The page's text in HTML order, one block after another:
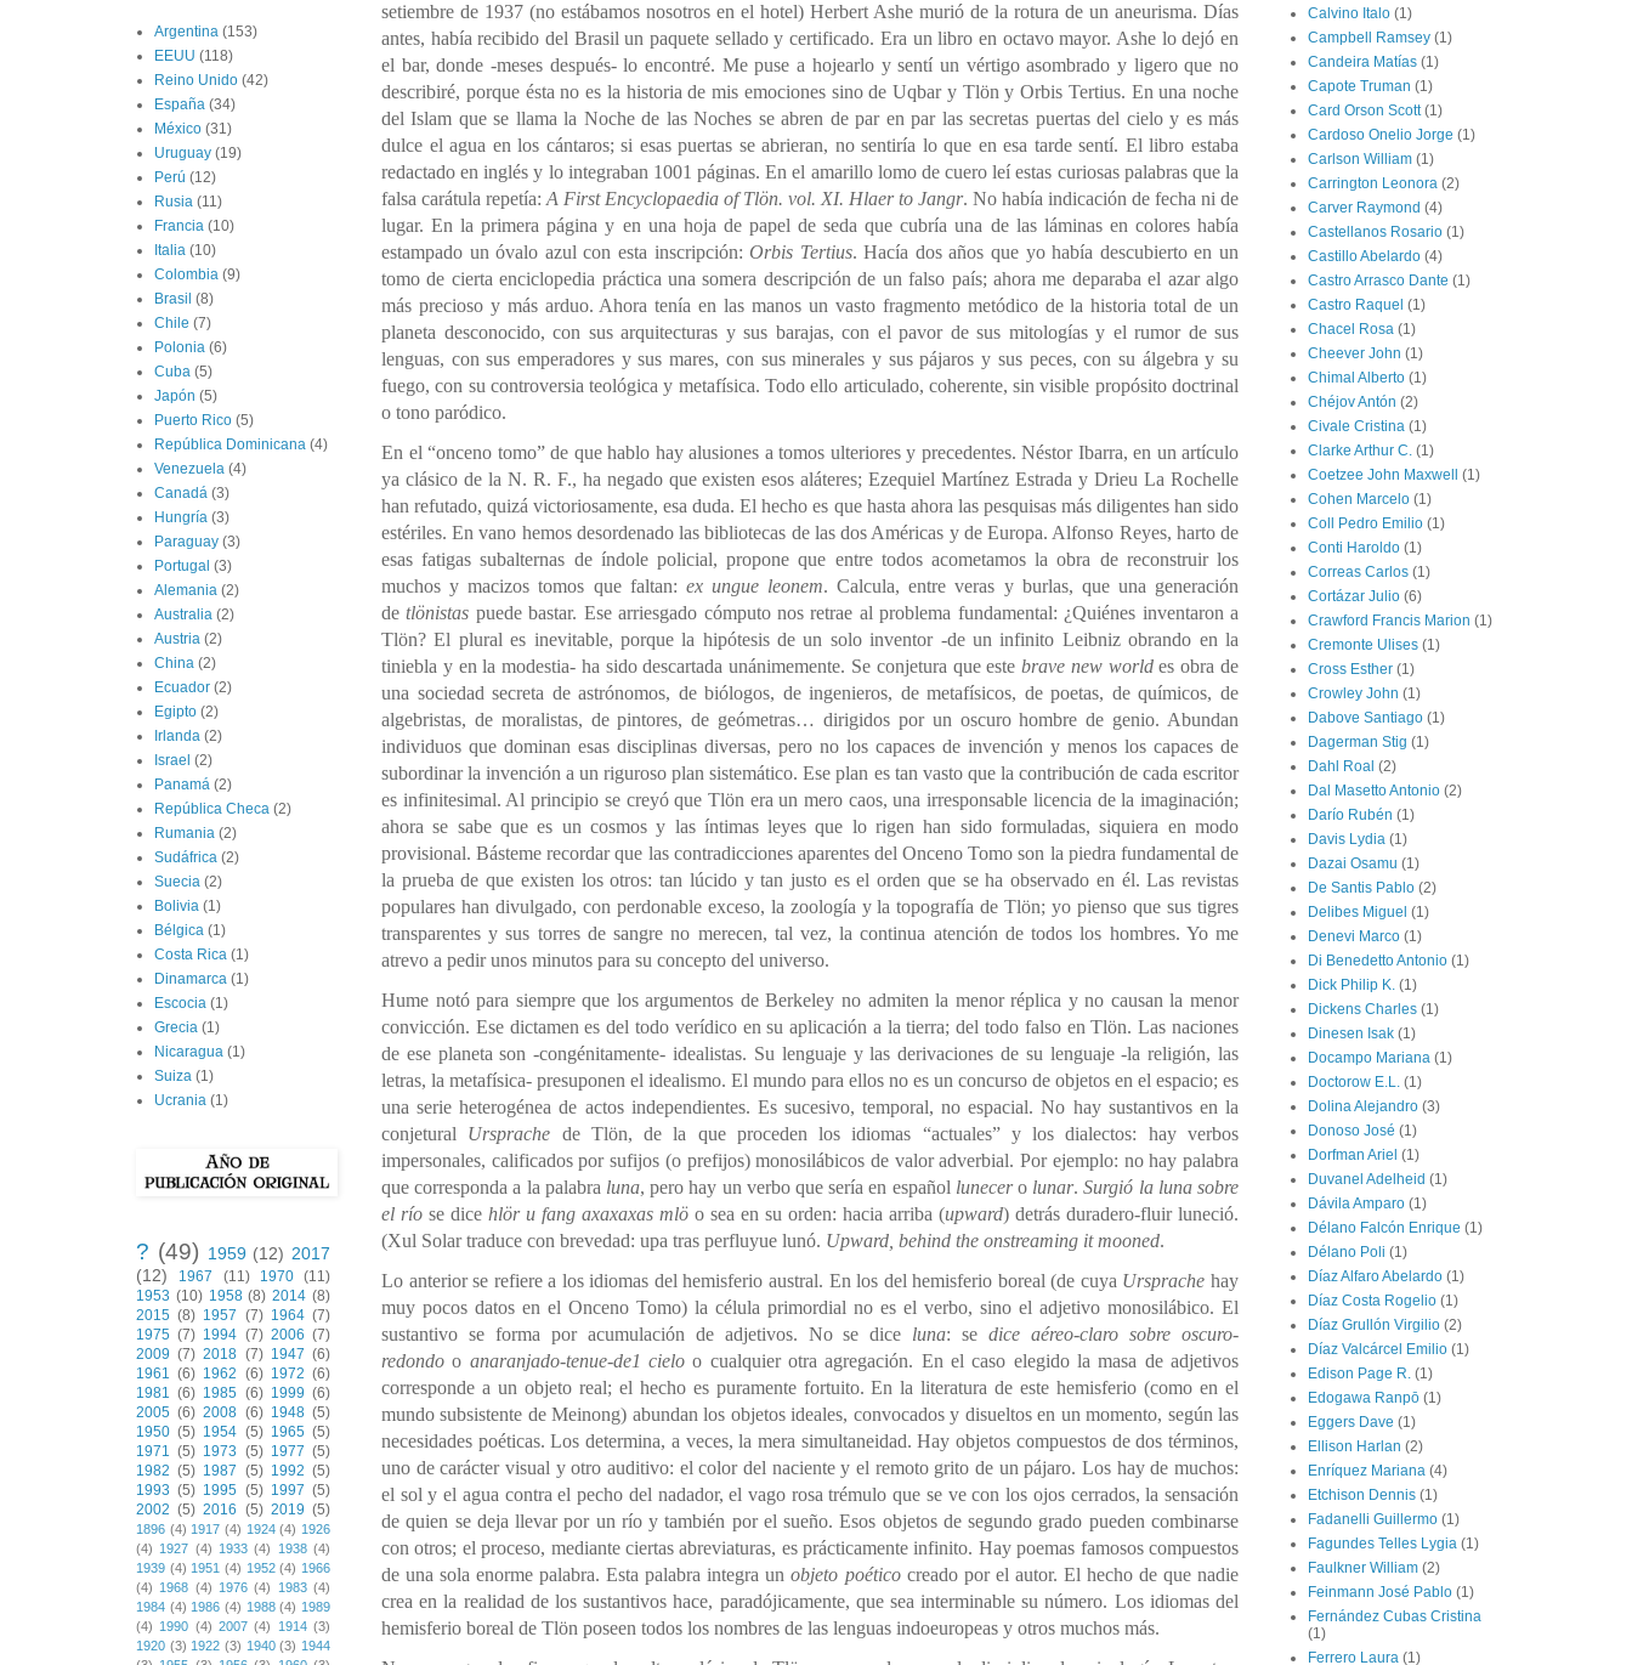
setiembre de 1937 (no estábamos nosotros en el hotel) Herbert Ashe murió de la rotura de un aneurisma. Días
antes, había recibido del Brasil un paquete sellado y certificado. Era un libro en octavo mayor. Ashe lo dejó en
el bar, donde -meses después- lo encontré. Me puse a hojearlo y sentí un vértigo asombrado y ligero que no
describiré, porque ésta no es la historia de mis emociones sino de Uqbar y Tlön y Orbis Tertius. En una noche
del Islam que se llama la Noche de las Noches se abren de par en par las secretas puertas del cielo y es más
dulce el agua en los cántaros; si esas puertas se abrieran, no sentiría lo que en esa tarde sentí. El libro estaba
redactado en inglés y lo integraban 1001 páginas. En el amarillo lomo de cuero leí estas curiosas palabras que la
falsa carátula repetía: A First Encyclopaedia of Tlön. vol. XI. Hlaer to Jangr. No había indicación de fecha ni de
lugar. En la primera página y en una hoja de papel de seda que cubría una de las láminas en colores había
estampado un óvalo azul con esta inscripción:Orbis Tertius. Hacía dos años que yo había descubierto en un
tomo de cierta enciclopedia práctica una somera descripción de un falso país; ahora me deparaba el azar algo
más precioso y más arduo. Ahora tenía en las manos un vasto fragmento metódico de la historia total de un
planeta desconocido, con sus arquitecturas y sus barajas, con el pavor de sus mitologías y el rumor de sus
lenguas, con sus emperadores y sus mares, con sus minerales y sus pájaros y sus peces, con su álgebra y su
fuego, con su controversia teológica y metafísica. Todo ello articulado, coherente, sin visible propósito doctrinal
o tono paródico.
En el “onceno tomo” de que hablo hay alusiones a tomos ulteriores y precedentes. Néstor Ibarra, en un artículo
ya clásico de la N. R. F., ha negado que existen esos aláteres; Ezequiel Martínez Estrada y Drieu La Rochelle
han refutado, quizá victoriosamente, esa duda. El hecho es que hasta ahora las pesquisas más diligentes han sido
estériles. En vano hemos desordenado las bibliotecas de las dos Américas y de Europa. Alfonso Reyes, harto de
esas fatigas subalternas de índole policial, propone que entre todos acometamos la obra de reconstruir los
muchos y macizos tomos que faltan: ex ungue leonem. Calcula, entre veras y burlas, que una generación
detlönistas puede bastar. Ese arriesgado cómputo nos retrae al problema fundamental: ¿Quiénes inventaron a
Tlön? El plural es inevitable, porque la hipótesis de un solo inventor -de un infinito Leibniz obrando en la
tiniebla y en la modestia- ha sido descartada unánimemente. Se conjetura que estebrave new worldes obra de
una sociedad secreta de astrónomos, de biólogos, de ingenieros, de metafísicos, de poetas, de químicos, de
algebristas, de moralistas, de pintores, de geómetras… dirigidos por un oscuro hombre de genio. Abundan
individuos que dominan esas disciplinas diversas, pero no los capaces de invención y menos los capaces de
subordinar la invención a un riguroso plan sistemático. Ese plan es tan vasto que la contribución de cada escritor
es infinitesimal. Al principio se creyó que Tlön era un mero caos, una irresponsable licencia de la imaginación;
ahora se sabe que es un cosmos y las íntimas leyes que lo rigen han sido formuladas, siquiera en modo
provisional. Básteme recordar que las contradicciones aparentes del Onceno Tomo son la piedra fundamental de
la prueba de que existen los otros: tan lúcido y tan justo es el orden que se ha observado en él. Las revistas
populares han divulgado, con perdonable exceso, la zoología y la topografía de Tlön; yo pienso que sus tigres
transparentes y sus torres de sangre no merecen, tal vez, la continua atención de todos los hombres. Yo me
atrevo a pedir unos minutos para su concepto del universo.
Hume notó para siempre que los argumentos de Berkeley no admiten la menor réplica y no causan la menor
convicción. Ese dictamen es del todo verídico en su aplicación a la tierra; del todo falso en Tlön. Las naciones
de ese planeta son -congénitamente- idealistas. Su lenguaje y las derivaciones de su lenguaje -la religión, las
letras, la metafísica- presuponen el idealismo. El mundo para ellos no es un concurso de objetos en el espacio; es
una serie heterogénea de actos independientes. Es sucesivo, temporal, no espacial. No hay sustantivos en la
conjetural Ursprache de Tlön, de la que proceden los idiomas “actuales” y los dialectos: hay verbos
impersonales, calificados por sufijos (o prefijos) monosilábicos de valor adverbial. Por ejemplo: no hay palabra
que corresponda a la palabra luna, pero hay un verbo que sería en español lunecero lunar.Surgió la luna sobre
el río se dice hlör u fang axaxaxas mlö o sea en su orden: hacia arriba (upward) detrás duradero-fluir luneció.
(Xul Solar traduce con brevedad: upa tras perfluyue lunó. Upward, behind the onstreaming it mooned.
Lo anterior se refiere a los idiomas del hemisferio austral. En los del hemisferio boreal (de cuya Ursprache hay
muy pocos datos en el Onceno Tomo) la célula primordial no es el verbo, sino el adjetivo monosilábico. El
sustantivo se forma por acumulación de adjetivos. No se dice luna: sedice aéreo-claro sobre oscuro-
redondo o anaranjado-tenue-de1 cielo o cualquier otra agregación. En el caso elegido la masa de adjetivos
corresponde a un objeto real; el hecho es puramente fortuito. En la literatura de este hemisferio (como en el
mundo subsistente de Meinong) abundan los objetos ideales, convocados y disueltos en un momento, según las
necesidades poéticas. Los determina, a veces, la mera simultaneidad. Hay objetos compuestos de dos términos,
uno de carácter visual y otro auditivo: el color del naciente y el remoto grito de un pájaro. Los hay de muchos:
el sol y el agua contra el pecho del nadador, el vago rosa trémulo que se ve con los ojos cerrados, la sensación
de quien se deja llevar por un río y también por el sueño. Esos objetos de segundo grado pueden combinarse
con otros; el proceso, mediante ciertas abreviaturas, es prácticamente infinito. Hay poemas famosos compuestos
de una sola enorme palabra. Esta palabra integra unobjeto poéticocreado por el autor. El hecho de que nadie
crea en la realidad de los sustantivos hace, paradójicamente, que sea interminable su número. Los idiomas del
hemisferio boreal de Tlön poseen todos los nombres de las lenguas indoeuropeas y otros muchos más.
Argentina (153)
EEUU (118)
Reino Unido (42)
España (34)
México (31)
Uruguay (19)
Perú (12)
Rusia (11)
Francia (10)
Italia (10)
Colombia (9)
Brasil (8)
Chile (7)
Polonia (6)
Cuba (5)
Japón (5)
Puerto Rico (5)
República Dominicana (4)
Venezuela (4)
Canadá (3)
Hungría (3)
Paraguay (3)
Portugal (3)
Alemania (2)
Australia (2)
Austria (2)
China (2)
Ecuador (2)
Egipto (2)
Irlanda (2)
Israel (2)
Panamá (2)
República Checa (2)
Rumania (2)
Sudáfrica (2)
Suecia (2)
Bolivia (1)
Bélgica (1)
Costa Rica (1)
Dinamarca (1)
Escocia (1)
Grecia (1)
Nicaragua (1)
Suiza (1)
Ucrania (1)
? (49) 1959 (12) 2017
(12)
1967 (11) 1970 (11)
1953 (10) 1958 (8) 2014 (8)
2015 (8) 1957 (7) 1964 (7)
1975 (7) 1994 (7) 2006 (7)
2009 (7) 2018 (7) 1947 (6)
1961 (6) 1962 (6) 1972 (6)
1981 (6) 1985 (6) 1999 (6)
2005 (6) 2008 (6) 1948 (5)
1950 (5) 1954 (5) 1965 (5)
1971 (5) 1973 (5) 1977 (5)
1982 (5) 1987 (5) 1992 (5)
1993 (5) 1995 (5) 1997 (5)
2002 (5) 2016 (5) 2019 (5)
1896 (4) 1917 (4) 1924 (4) 1926
(4) 1927 (4) 1933 (4) 1938 (4)
1939 (4) 1951 (4) 1952 (4) 1966
(4) 1968 (4) 1976 (4) 1983 (4)
1984 (4) 1986 (4) 1988 (4) 1989
(4) 1990 (4) 2007 (4) 1914 (3)
1920 (3) 1922 (3) 1940 (3) 1944
Calvino Italo (1)
Campbell Ramsey (1)
Candeira Matías (1)
Capote Truman (1)
Card Orson Scott (1)
Cardoso Onelio Jorge (1)
Carlson William (1)
Carrington Leonora (2)
Carver Raymond (4)
Castellanos Rosario (1)
Castillo Abelardo (4)
Castro Arrasco Dante (1)
Castro Raquel (1)
Chacel Rosa (1)
Cheever John (1)
Chimal Alberto (1)
Chéjov Antón (2)
Civale Cristina (1)
Clarke Arthur C. (1)
Coetzee John Maxwell
(1)
Cohen Marcelo (1)
Coll Pedro Emilio (1)
Conti Haroldo (1)
Correas Carlos (1)
Cortázar Julio (6)
Crawford Francis Marion (1)
Cremonte Ulises (1)
Cross Esther (1)
Crowley John (1)
Dabove Santiago (1)
Dagerman Stig (1)
Dahl Roal (2)
Dal Masetto Antonio (2)
Darío Rubén (1)
Davis Lydia (1)
Dazai Osamu (1)
De Santis Pablo (2)
Delibes Miguel (1)
Denevi Marco (1)
Di Benedetto Antonio (1)
Dick Philip K. (1)
Dickens Charles (1)
Dinesen Isak (1)
Docampo Mariana (1)
Doctorow E.L. (1)
Dolina Alejandro (3)
Donoso José (1)
Dorfman Ariel (1)
Duvanel Adelheid (1)
Dávila Amparo (1)
Délano Falcón Enrique (1)
Délano Poli (1)
Díaz Alfaro Abelardo (1)
Díaz Costa Rogelio (1)
Díaz Grullón Virgilio (2)
Díaz Valcárcel Emilio (1)
Edison Page R. (1)
Edogawa Ranpō (1)
Eggers Dave (1)
Ellison Harlan (2)
Enríquez Mariana (4)
Etchison Dennis (1)
Fadanelli Guillermo (1)
Fagundes Telles Lygia (1)
Faulkner William (2)
Feinmann José Pablo (1)
Fernández Cubas Cristina
(1)
Ferrero Laura (1)